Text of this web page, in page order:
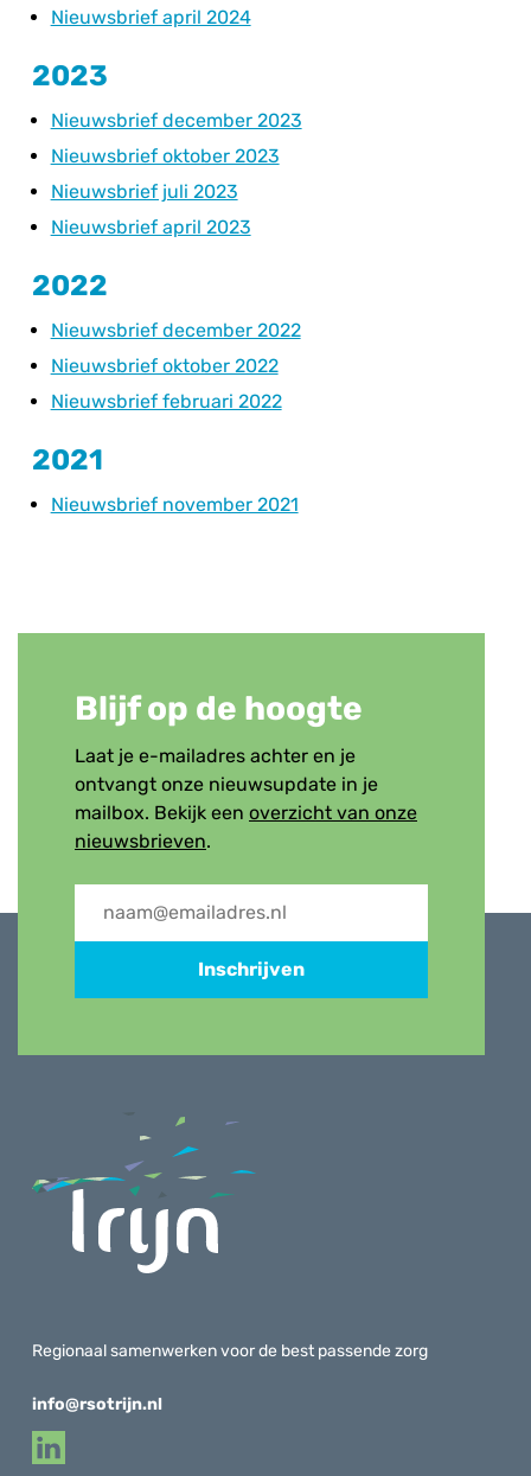
Nieuwsbrief april 2024
2023
Nieuwsbrief december 2023
Nieuwsbrief oktober 2023
Nieuwsbrief juli 2023
Nieuwsbrief april 2023
2022
Nieuwsbrief december 2022
Nieuwsbrief oktober 2022
Nieuwsbrief februari 2022
2021
Nieuwsbrief november 2021
Blijf op de hoogte
Laat je e-mailadres achter en je
ontvangt onze nieuwsupdate in je
mailbox. Bekijk een overzicht van onze
nieuwsbrieven.
Inschrijven
Regionaal samenwerken voor de best passende zorg
info@rsotrijn.nl